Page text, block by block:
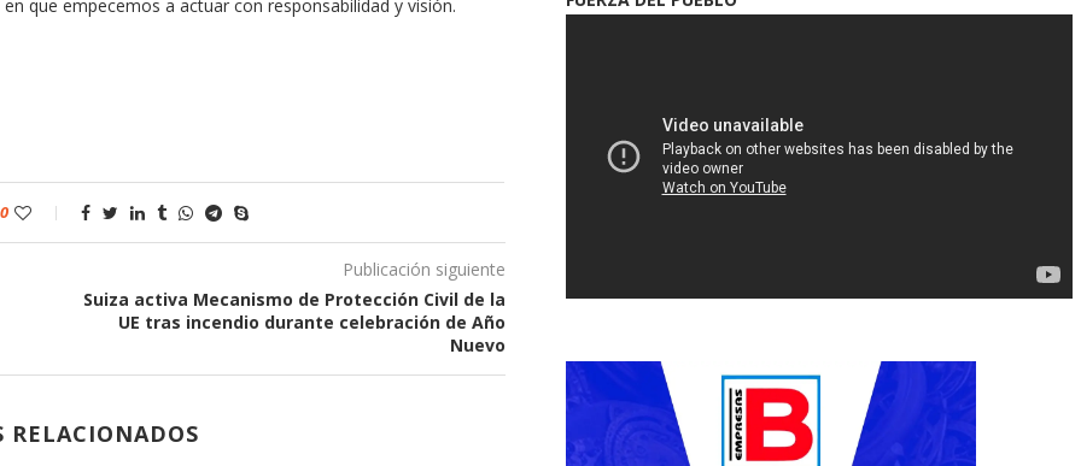
que empecemos a actuar con responsabilidad y visión.
0
Publicación siguiente
Suiza activa Mecanismo de Protección Civil de la
UE tras incendio durante celebración de Año
Nuevo
RELACIONADOS